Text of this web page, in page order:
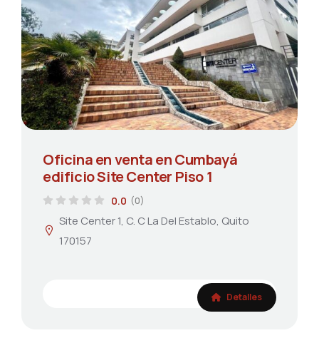
Oficina en venta en Cumbayá
edificio Site Center Piso 1
0.0 (0)
Site Center 1, C. C La Del Establo, Quito
170157
Detalles